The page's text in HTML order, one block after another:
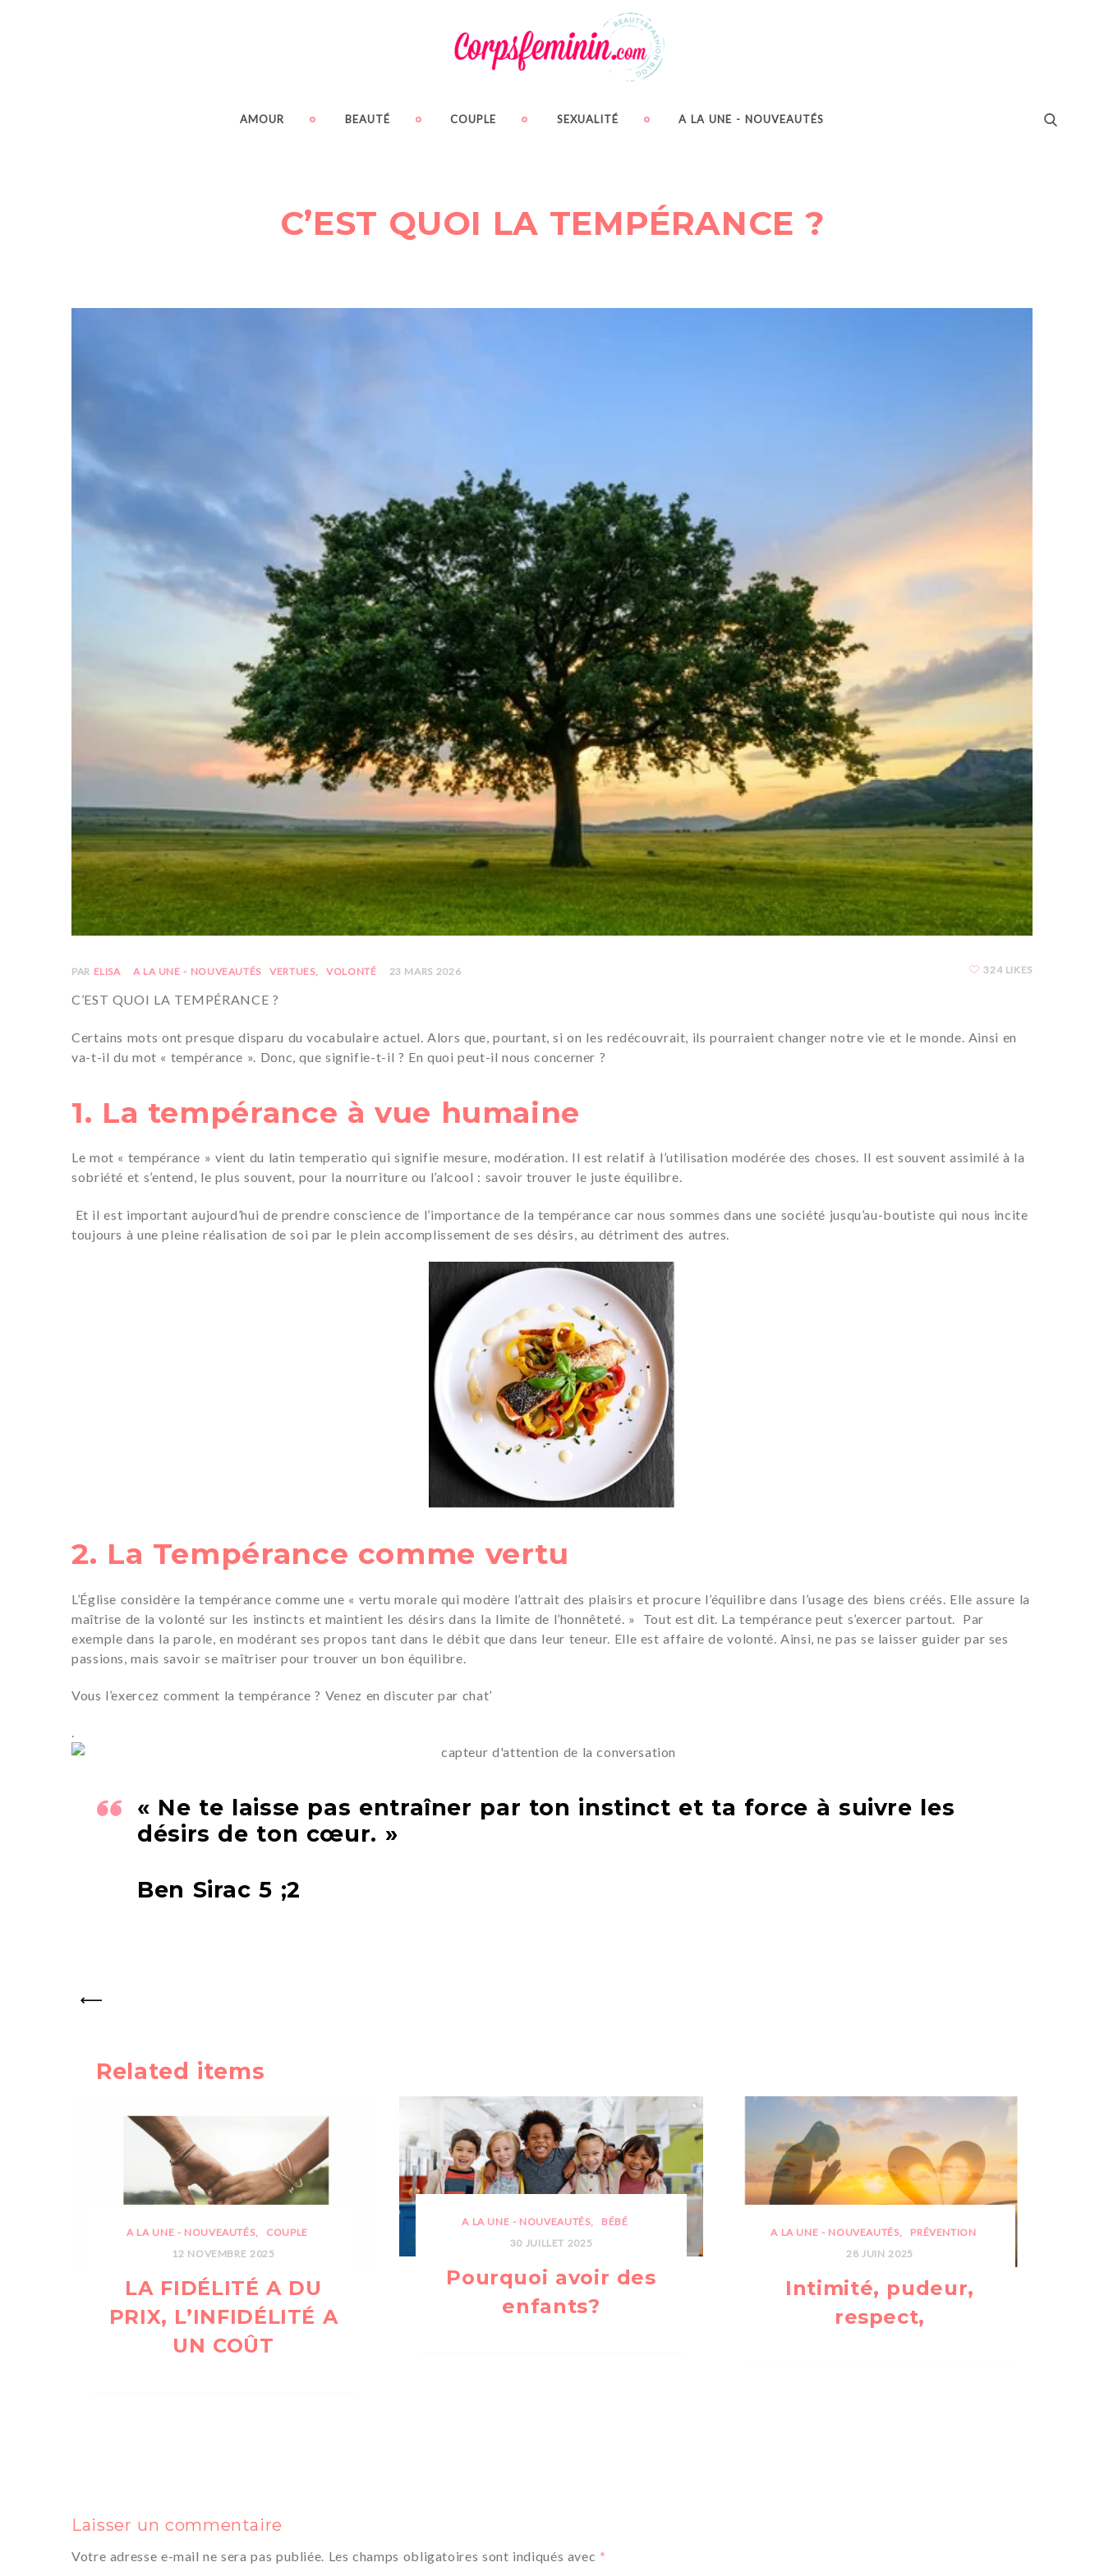
AMOUR BEAUTÉ COUPLE SEXUALITÉ A LA UNE - NOUVEAUTÉS
C’EST QUOI LA TEMPÉRANCE ?
PAR ELISA A LA UNE - NOUVEAUTÉS VERTUES VOLONTÉ 23 MARS 2026 324 LIKES
C’EST QUOI LA TEMPÉRANCE ?
Certains mots ont presque disparu du vocabulaire actuel. Alors que, pourtant, si on les redécouvrait, ils pourraient changer notre vie et le monde. Ainsi en
va-t-il du mot « tempérance ». Donc, que signifie-t-il ? En quoi peut-il nous concerner ?
1. La tempérance à vue humaine
Le mot « tempérance » vient du latin temperatio qui signifie mesure, modération. Il est relatif à l’utilisation modérée des choses. Il est souvent assimilé à la
sobriété et s’entend, le plus souvent, pour la nourriture ou l’alcool : savoir trouver le juste équilibre.
Et il est important aujourd’hui de prendre conscience de l’importance de la tempérance car nous sommes dans une société jusqu’au-boutiste qui nous incite
toujours à une pleine réalisation de soi par le plein accomplissement de ses désirs, au détriment des autres.
2. La Tempérance comme vertu
L’Église considère la tempérance comme une « vertu morale qui modère l’attrait des plaisirs et procure l’équilibre dans l’usage des biens créés. Elle assure la
maîtrise de la volonté sur les instincts et maintient les désirs dans la limite de l’honnêteté. »
Tout est dit. La tempérance peut s’exercer partout. Par
exemple dans la parole, en modérant ses propos tant dans le débit que dans leur teneur. Elle est affaire de volonté. Ainsi, ne pas se laisser guider par ses
passions, mais savoir se maîtriser pour trouver un bon équilibre.
Vous l’exercez comment la tempérance ? Venez en discuter par chat’
.
« Ne te laisse pas entraîner par ton instinct et ta force à suivre les
désirs de ton cœur. »
Ben Sirac 5 ;2
PREV
Related items
A LA UNE - NOUVEAUTÉS
COUPLE
12 NOVEMBRE 2025
LA FIDÉLITÉ A DU
PRIX, L’INFIDÉLITÉ A
UN COÛT
A LA UNE - NOUVEAUTÉS
BÉBÉ
30 JUILLET 2025
Pourquoi avoir des
enfants?
A LA UNE - NOUVEAUTÉS
PRÉVENTION
28 JUIN 2025
Intimité, pudeur,
respect,
Laisser un commentaire
Votre adresse e-mail ne sera pas publiée. Les champs obligatoires sont indiqués avec *